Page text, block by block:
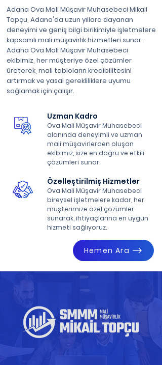
Adana Ova Mali Müşavir Muhasebeci Mikail
Topçu, Adana'da uzun yıllara dayanan
deneyimi ve geniş bilgi birikimiyle işletmelere
kapsamlı mali müşavirlik hizmetleri sunar.
Adana Ova Mali Müşavir Muhasebeci
ekibimiz, her müşteriye özel çözümler
üreterek, mali tabloların kredibilitesini
artırmak ve yasal gerekliliklere uyumu
sağlamak için çalışır.
Uzman Kadro
Ova Mali Müşavir Muhasebeci
alanında deneyimli ve uzman
mali müşavirlerden oluşan
ekibimiz, size en doğru ve etkili
çözümleri sunar.
Özelleştirilmiş Hizmetler
Ova Mali Müşavir Muhasebeci
bireysel işletmelere kadar, her
müşterimize özel çözümler
sunarak, ihtiyaçlarına en uygun
hizmeti sağlıyoruz.
Hemen Ara